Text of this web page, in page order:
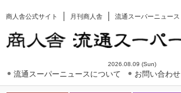
商人舎公式サイト 月刊商人舎 流通スーパーニュース
2026.08.09 (Sun)
流通スーパーニュースについて お問い合わせ